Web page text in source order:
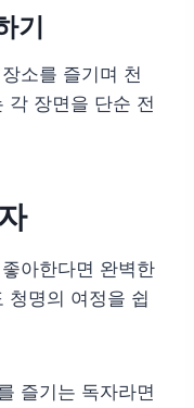
기
소를 즐기며 천
각 장면을 단순 전
아한다면 완벽한
청명의 여정을 쉽
즐기는 독자라면